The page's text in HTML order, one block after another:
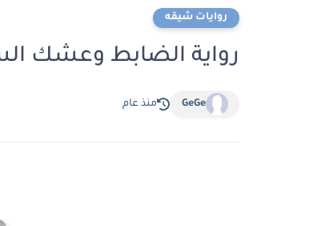
روايات شيقه
رواية الضابط وعشك السمره
GeGe منذ عام